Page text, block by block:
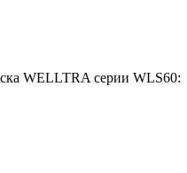
WELLTRA серии WLS60: